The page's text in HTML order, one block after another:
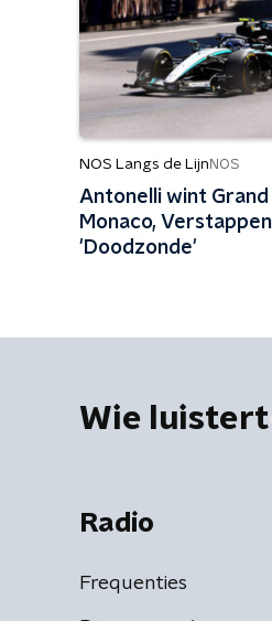
NOS Langs de Lijn NOS
Antonelli wint Grand
Monaco,
'Doodzonde'
Wie luistert
Radio
Frequenties